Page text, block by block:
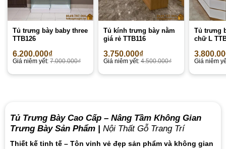
Tủ trưng bày baby three
TTB126
6.200.000₫
Giá niêm yết: 7.000.000₫
Tủ kính trưng bày nằm
giá rẻ TTB116
3.750.000₫
Giá niêm yết: 4.500.000₫
Tủ trưng
chữ L
Giá niêm
Tủ Trưng Bày Cao Cấp – Nâng Tầm Không Gian
Trưng Bày Sản Phẩm | Nội Thất Gỗ Trang Trí
Thiết kế tinh tế – Tôn vinh vẻ đẹp sản phẩm và không gian